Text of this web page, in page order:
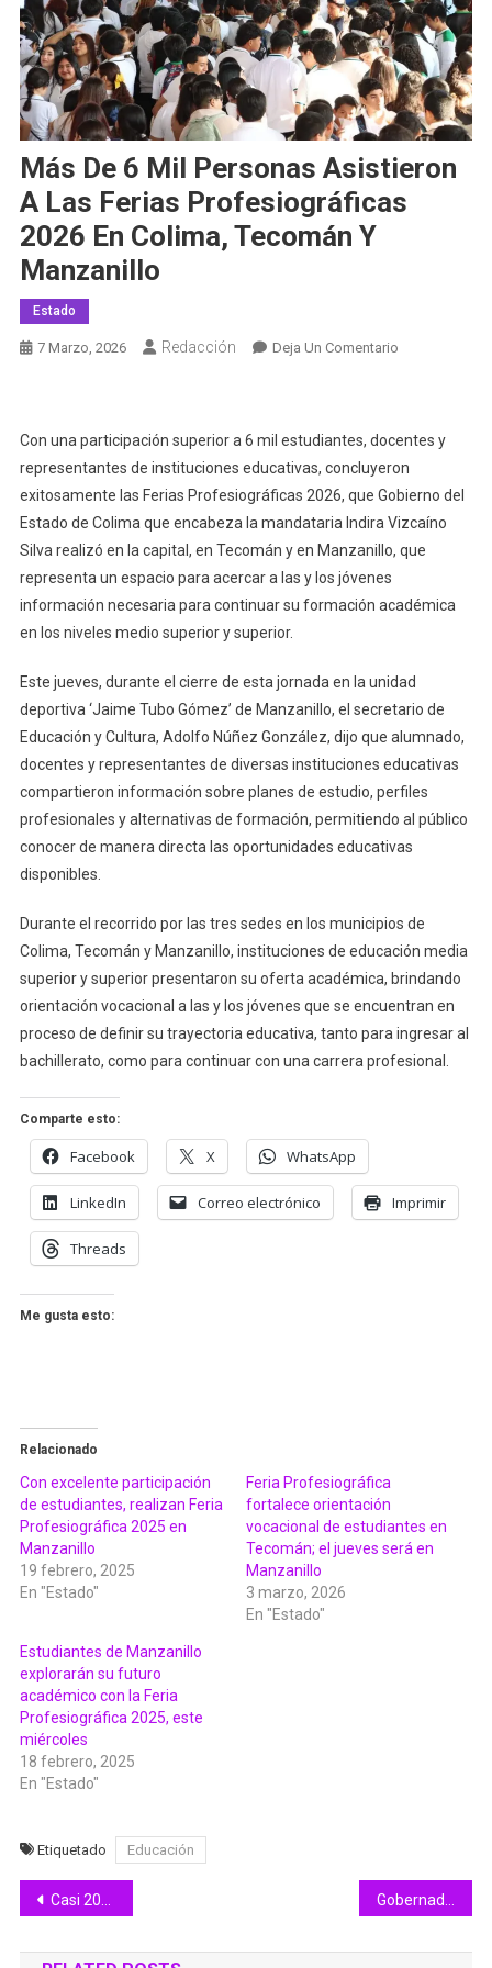
Más De 6 Mil Personas Asistieron
A Las Ferias Profesiográficas
2026 En Colima, Tecomán Y
Manzanillo
Estado
7 Marzo, 2026 Redacción Deja Un ComentarioEn
Mil
Personas
Asistieron
A
Las
Colima,
Tecomán
Con una participación superior a 6 mil estudiantes, docentes y
representantes de instituciones educativas, concluyeron
exitosamente las Ferias Profesiográficas 2026, que Gobierno del
Estado de Colima que encabeza la mandataria Indira Vizcaíno
Silva realizó en la capital, en Tecomán y en Manzanillo, que
representa un espacio para acercar a las y los jóvenes
información necesaria para continuar su formación académica
en los niveles medio superior y superior.
Este jueves, durante el cierre de esta jornada en la unidad
deportiva ‘Jaime Tubo Gómez’ de Manzanillo, el secretario de
Educación y Cultura, Adolfo Núñez González, dijo que alumnado,
docentes y representantes de diversas instituciones educativas
compartieron información sobre planes de estudio, perfiles
profesionales y alternativas de formación, permitiendo al público
conocer de manera directa las oportunidades educativas
disponibles.
Durante el recorrido por las tres sedes en los municipios de
Colima, Tecomán y Manzanillo, instituciones de educación media
superior y superior presentaron su oferta académica, brindando
orientación vocacional a las y los jóvenes que se encuentran en
proceso de definir su trayectoria educativa, tanto para ingresar al
bachillerato, como para continuar con una carrera profesional.
Comparte esto:
Facebook X WhatsApp
LinkedIn Correo electrónico Imprimir
Threads
Me gusta esto:
Relacionado
Con excelente participación
de estudiantes, realizan Feria
Profesiográfica 2025 en
Manzanillo
19 febrero, 2025
En "Estado"
Feria Profesiográfica
fortalece orientación
vocacional de estudiantes en
Tecomán; el jueves será en
Manzanillo
3 marzo, 2026
En "Estado"
Estudiantes de Manzanillo
explorarán su futuro
académico con la Feria
Profesiográfica 2025, este
miércoles
18 febrero, 2025
En "Estado"
Etiquetado Educación
Navegación
de
Casi 200 deportistas colimenses por el pase a Olimpiada Nacional 2026: Incode